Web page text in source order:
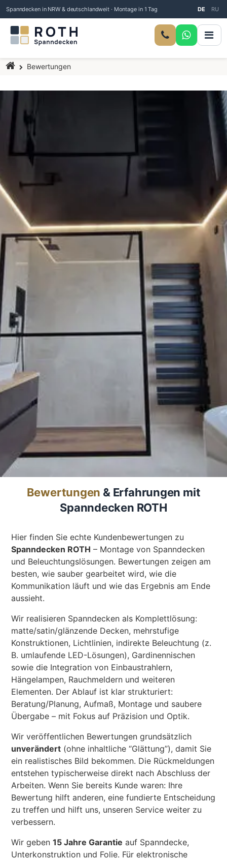
Spanndecken in NRW & deutschlandweit · Montage in 1 Tag DE RU
Startseite
Bewertungen
Was kostet meine neue
Spanndecke?
Richtwert sofort sehen
Ausführliche Beratung
Professionelle Montage
Schnellrechner
FLÄCHE (M²)
Zum Rechner
Fläche wird in den großen Rechner übernommen.
Bewertungen & Erfahrungen mit
Spanndecken ROTH
Hier finden Sie echte Kundenbewertungen zu
Spanndecken ROTH – Montage von Spanndecken
und Beleuchtungslösungen. Bewertungen zeigen am
besten, wie sauber gearbeitet wird, wie die
Kommunikation läuft und wie das Ergebnis am Ende
aussieht.
Wir realisieren Spanndecken als Komplettlösung:
matte/satin/glänzende Decken, mehrstufige
Konstruktionen, Lichtlinien, indirekte Beleuchtung (z.
B. umlaufende LED-Lösungen), Gardinennischen
sowie die Integration von Einbaustrahlern,
Hängelampen, Rauchmeldern und weiteren
Elementen. Der Ablauf ist klar strukturiert:
Beratung/Planung, Aufmaß, Montage und saubere
Übergabe – mit Fokus auf Präzision und Optik.
Wir veröffentlichen Bewertungen grundsätzlich
unverändert(ohne inhaltliche “Glättung”), damit Sie
ein realistisches Bild bekommen. Die Rückmeldungen
entstehen typischerweise direkt nach Abschluss der
Arbeiten. Wenn Sie bereits Kunde waren: Ihre
Bewertung hilft anderen, eine fundierte Entscheidung
zu treffen und hilft uns, unseren Service weiter zu
verbessern.
Wir geben 15 Jahre Garantie auf Spanndecke,
Unterkonstruktion und Folie. Für elektronische